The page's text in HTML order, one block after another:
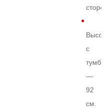
Высота
с
тумбой
—
92
см.